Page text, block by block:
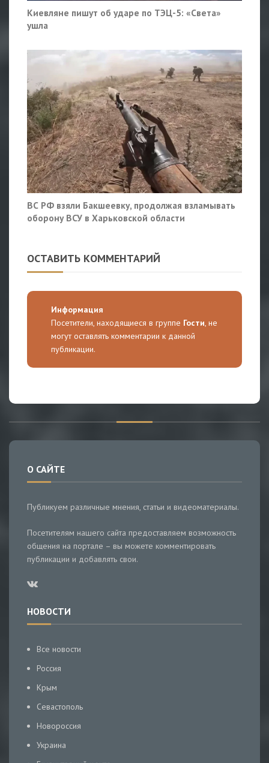
Киевляне пишут об ударе по ТЭЦ-5: «Света»
ушла
ВС РФ взяли Бакшеевку, продолжая взламывать
оборону ВСУ в Харьковской области
ОСТАВИТЬ КОММЕНТАРИЙ
Информация
Посетители, находящиеся в группе Гости , не
могут оставлять комментарии к данной
публикации.
О САЙТЕ
Публикуем различные мнения, статьи и видеоматериалы.
Посетителям нашего сайта предоставляем возможность
общения на портале – вы можете комментировать
публикации и добавлять свои.
НОВОСТИ
Все новости
Россия
Крым
Севастополь
Новороссия
Украина